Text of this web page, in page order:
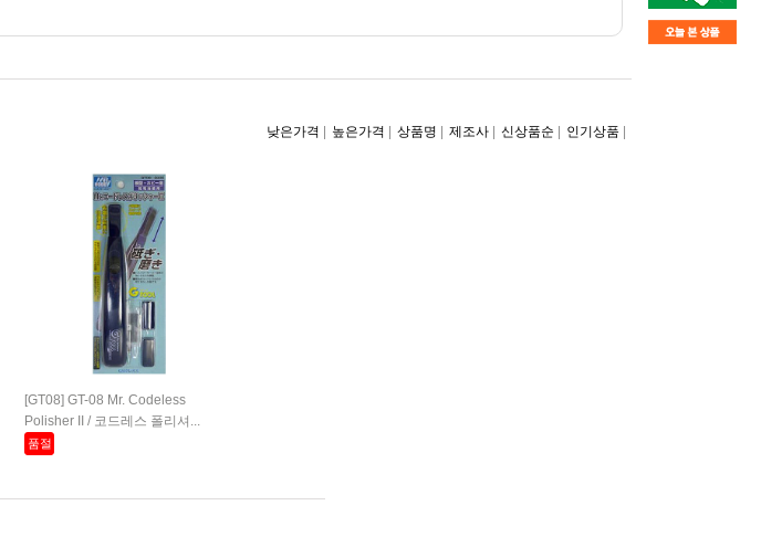
낮은가격 높은가격 상품명 제조사 신상품순 인기상품
[GT08] GT-08 Mr. Codeless
Polisher II / 코드레스 폴리셔...
품절